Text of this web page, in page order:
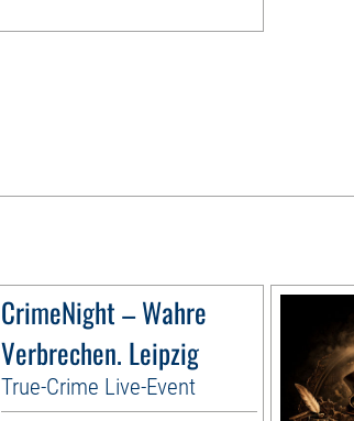
CrimeNight – Wahre
Verbrechen. Leipzig
True-Crime Live-Event